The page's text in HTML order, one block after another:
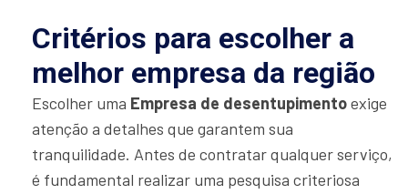
Critérios para escolher a
melhor empresa da região
Escolher uma Empresa de desentupimentoexige
atenção a detalhes que garantem sua
tranquilidade. Antes de contratar qualquer serviço,
é fundamental realizar uma pesquisa criteriosa